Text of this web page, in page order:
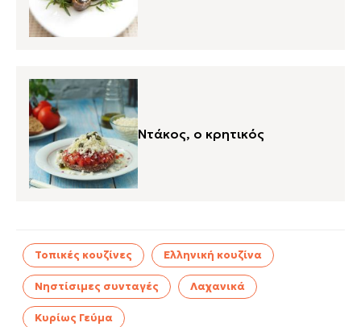
Ντάκος, ο κρητικός
Τοπικές κουζίνες Ελληνική κουζίνα
Νηστίσιμες συνταγές Λαχανικά
Κυρίως Γεύμα